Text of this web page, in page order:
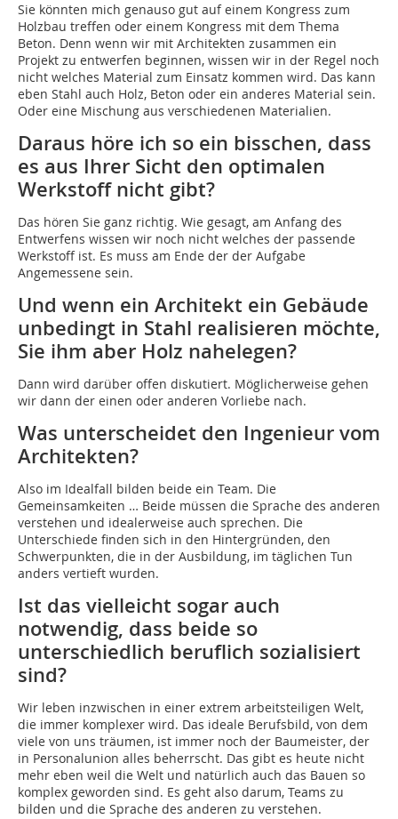
Sie könnten mich genauso gut auf einem Kongress zum
Holzbau treffen oder einem Kongress mit dem Thema
Beton. Denn wenn wir mit Architekten zusammen ein
Projekt zu entwerfen beginnen, wissen wir in der Regel noch
nicht welches Material zum Einsatz kommen wird. Das kann
eben Stahl auch Holz, Beton oder ein anderes Material sein.
Oder eine Mischung aus verschiedenen Materialien.
Daraus höre ich so ein bisschen, dass
es aus Ihrer Sicht den optimalen
Werkstoff nicht gibt?
Das hören Sie ganz richtig. Wie gesagt, am Anfang des
Entwerfens wissen wir noch nicht welches der passende
Werkstoff ist. Es muss am Ende der der Aufgabe
Angemessene sein.
Und wenn ein Architekt ein Gebäude
unbedingt in Stahl realisieren möchte,
Sie ihm aber Holz nahelegen?
Dann wird darüber offen diskutiert. Möglicherweise gehen
wir dann der einen oder anderen Vorliebe nach.
Was unterscheidet den Ingenieur vom
Architekten?
Also im Idealfall bilden beide ein Team. Die
Gemeinsamkeiten … Beide müssen die Sprache des anderen
verstehen und idealerweise auch sprechen. Die
Unterschiede finden sich in den Hintergründen, den
Schwerpunkten, die in der Ausbildung, im täglichen Tun
anders vertieft wurden.
Ist das vielleicht sogar auch
notwendig, dass beide so
unterschiedlich beruflich sozialisiert
sind?
Wir leben inzwischen in einer extrem arbeitsteiligen Welt,
die immer komplexer wird. Das ideale Berufsbild, von dem
viele von uns träumen, ist immer noch der Baumeister, der
in Personalunion alles beherrscht. Das gibt es heute nicht
mehr eben weil die Welt und natürlich auch das Bauen so
komplex geworden sind. Es geht also darum, Teams zu
bilden und die Sprache des anderen zu verstehen.